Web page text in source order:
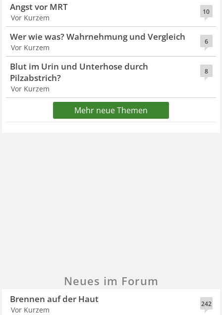
10
Angst vor MRT
Vor Kurzem
6
Wer wie was? Wahrnehmung und Vergleich
Vor Kurzem
8
Blut im Urin und Unterhose durch
Pilzabstrich?
Vor Kurzem
Mehr neue Themen
Neues im Forum
242
Brennen auf der Haut
Vor Kurzem